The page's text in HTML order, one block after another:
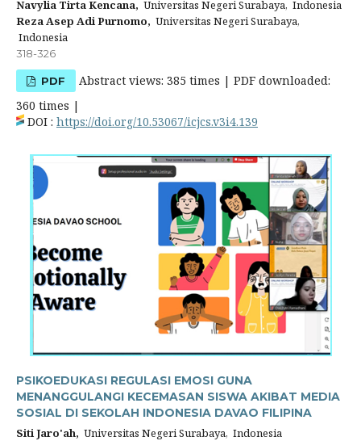
Navylia Tirta Kencana, Universitas Negeri Surabaya, Indonesia
Reza Asep Adi Purnomo, Universitas Negeri Surabaya,
Indonesia
318-326
PDF
Abstract views: 385 times | PDF downloaded:
360 times |
DOI : https://doi.org/10.53067/icjcs.v3i4.139
PSIKOEDUKASI REGULASI EMOSI GUNA
MENANGGULANGI KECEMASAN SISWA AKIBAT MEDIA
SOSIAL DI SEKOLAH INDONESIA DAVAO FILIPINA
Siti Jaro'ah, Universitas Negeri Surabaya, Indonesia